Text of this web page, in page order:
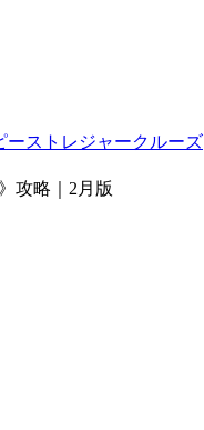
ーストレジャークルーズ
攻略｜2月版